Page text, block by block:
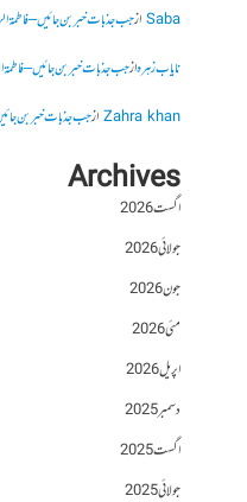
Sabaازجب جذبات خبر بن جائیں –
نایاب زہرہازجب جذبات خبر بن جائیں –
Zahra khanازجب جذبات خبر بن
Archives
اگست 2026
جولائی 2026
جون 2026
مئی 2026
اپریل 2026
دسمبر 2025
اگست 2025
جولائی 2025